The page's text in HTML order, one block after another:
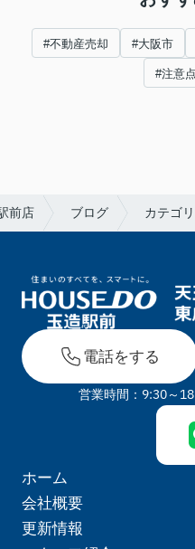
#不動産売却 #大阪市
#注意点
前店 ブログ カテゴ
電話をする
営業時間：9:30～
ホーム
会社概要
更新情報